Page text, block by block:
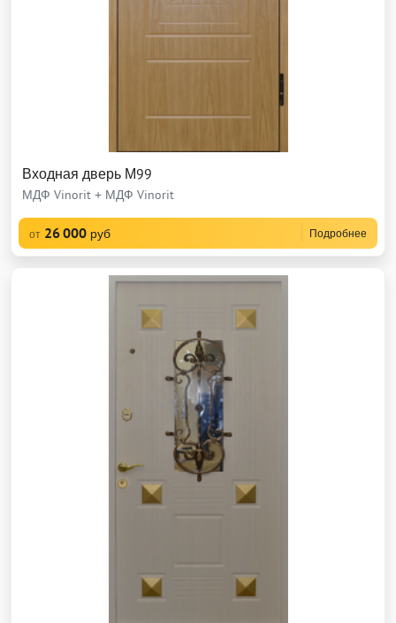
Входная дверь М99
МДФ Vinorit + МДФ Vinorit
от 26 000 руб Подробнее